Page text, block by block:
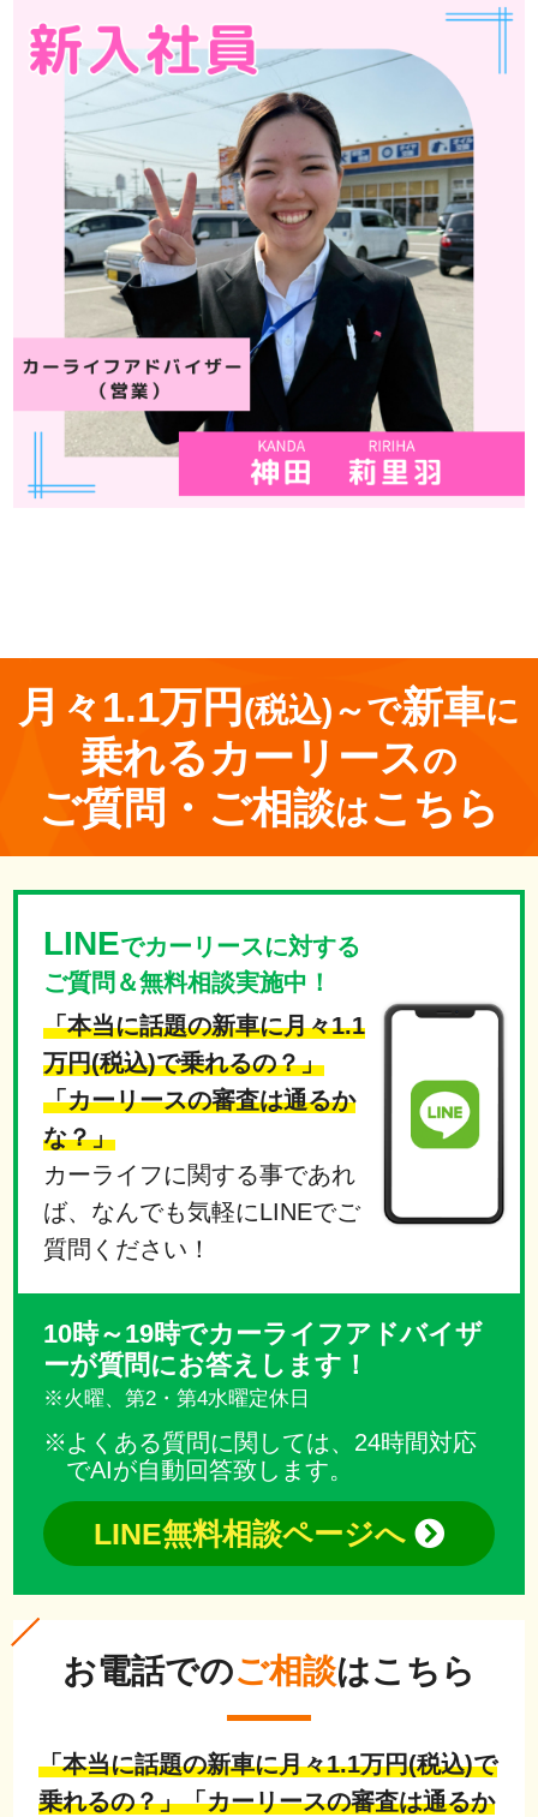
月々1.1万円 (税込)～で新車に
乗れる カーリースの
ご質問・ご相談はこちら
LINEでカーリースに対する
ご質問＆無料相談実施中！
「本当に話題の新車に月々1.1
万円(税込)で乗れるの？」
「カーリースの審査は通るか
な？」
カーライフに関する事であれ
ば、なんでも気軽にLINEでご
質問ください！
10時～19時でカーライフアドバイザ
ーが質問にお答えします！
※火曜、第2・第4水曜定休日
よくある質問に関しては、24時間対応
でAIが自動回答致します。
LINE無料相談ページへ
お電話でのご相談はこちら
「本当に話題の新車に月々1.1万円(税込)で
乗れるの？」「カーリースの審査は通るか